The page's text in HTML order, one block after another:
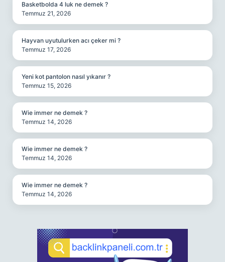
Basketbolda 4 luk ne demek ?
Temmuz 21, 2026
Hayvan uyutulurken acı çeker mi ?
Temmuz 17, 2026
Yeni kot pantolon nasıl yıkanır ?
Temmuz 15, 2026
Wie immer ne demek ?
Temmuz 14, 2026
Wie immer ne demek ?
Temmuz 14, 2026
Wie immer ne demek ?
Temmuz 14, 2026